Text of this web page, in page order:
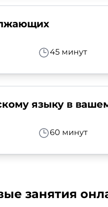
45 минут
языку в
60 минут
занятия